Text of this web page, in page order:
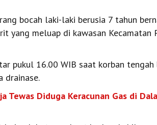
bocah laki-laki berusia 7 tahun
yang meluap di kawasan Kecamatan
pukul 16.00 WIB saat korban tengah
drainase.
Tewas Diduga Keracunan Gas di